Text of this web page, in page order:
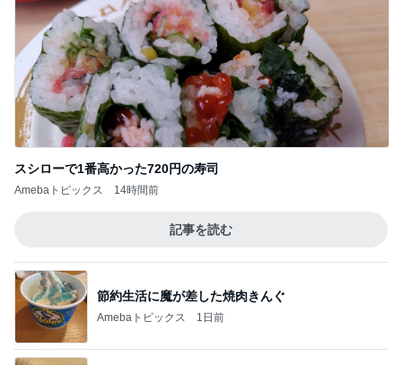
スシローで1番高かった720円の寿司
Amebaトピックス 14時間前
記事を読む
節約生活に魔が差した焼肉きんぐ
Amebaトピックス 1日前